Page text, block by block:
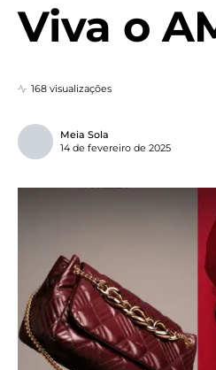
Viva o
168 visualizações
Meia Sola
14 de fevereiro de 2025